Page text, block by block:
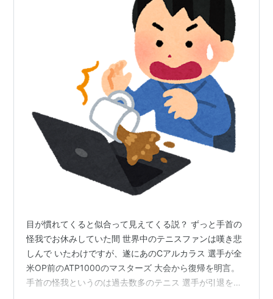
目が慣れてくると似合って見えてくる説？ ずっと手首の
怪我でお休みしていた間 世界中のテニスファンは嘆き悲
しんで いたわけですが、遂にあのCアルカラス 選手が全
米OP前のATP1000のマスターズ 大会から復帰を明言。
手首の怪我というのは過去数多のテニス 選手が引退を余